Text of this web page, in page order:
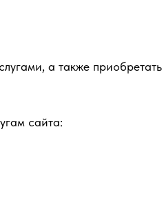
а также
сайта: